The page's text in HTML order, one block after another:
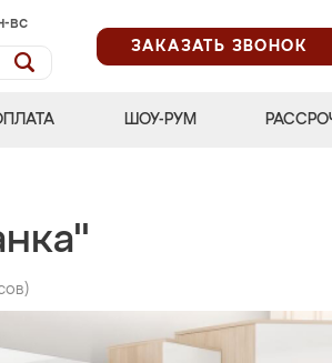
вс
ЗАКАЗАТЬ ЗВОНОК
ШОУ-РУМ